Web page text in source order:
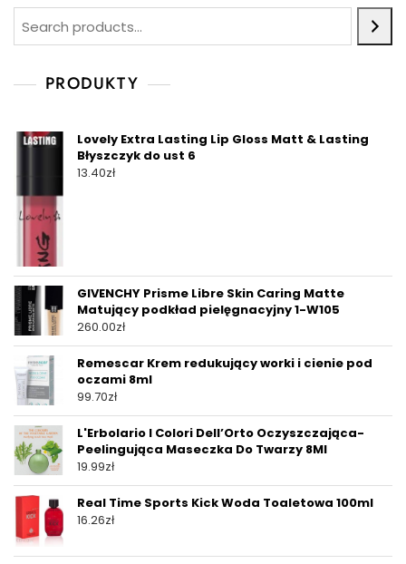
PRODUKTY
Lovely Extra Lasting Lip Gloss Matt & Lasting
Błyszczyk do ust 6
13.40zł
GIVENCHY Prisme Libre Skin Caring Matte
Matujący podkład pielęgnacyjny 1-W105
260.00zł
Remescar Krem redukujący worki i cienie pod
oczami 8ml
99.70zł
L'Erbolario I Colori Dell’Orto Oczyszczająca-
Peelingująca Maseczka Do Twarzy 8Ml
19.99zł
Real Time Sports Kick Woda Toaletowa 100ml
16.26zł